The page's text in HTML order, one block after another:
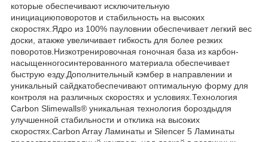
которые обеспечивают исключительную
инициациюповоротов и стабильность на высоких
скоростях.Ядро из 100% пауловнии обеспечивает легкий вес
доски, атакже увеличивает гибкость для более резких
поворотов.Низкотренировочная гоночная база из карбон-
насыщенногосинтерованного материала обеспечивает
быструю езду.Дополнительный кэмбер в направлении и
уникальный сайдкатобеспечивают оптимальную форму для
контроля на различных скоростях и условиях.Технология
Carbon Slimewalls® уникальная технология бороздыдля
улучшенной стабильности и отклика на высоких
скоростях.Carbon Array Ламинаты и Silencer 5 Ламинаты